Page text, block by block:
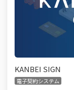
KANBEI SIGN
電子契約システム